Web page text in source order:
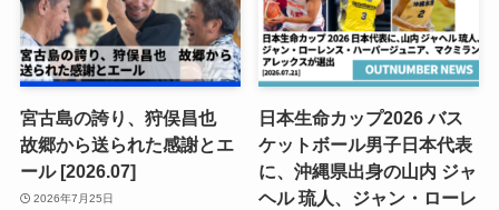
宮古島の誇り、狩俣昌也
故郷から送られた感謝とエ
ール [2026.07]
2026年7月25日
日本生命カップ2026 バス
ケットボール男子日本代表
に、沖縄県出身の山内 ジャ
ヘル 琉人、ジャン・ローレ